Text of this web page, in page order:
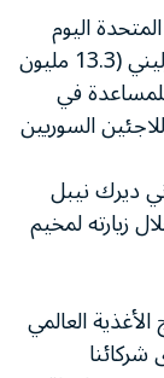
اليوم
بمساهمة سخية تبلغ 10 ملايين جنيه استرليني (13.3 مليون
في
السوريين
ديرك نيبل
زيارته لمخيم
العالمي
شركائنا